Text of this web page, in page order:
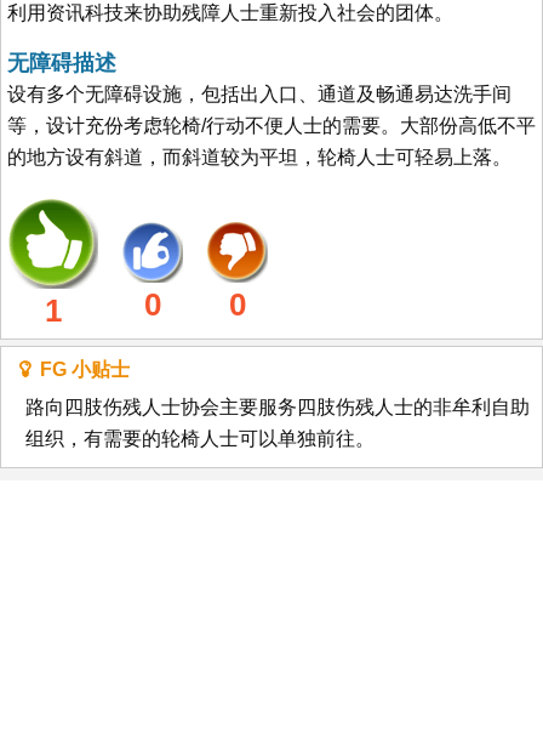
利用资讯科技来协助残障人士重新投入社会的团体。
无障碍描述
设有多个无障碍设施，包括出入口、通道及畅通易达洗手间
等，设计充份考虑轮椅/行动不便人士的需要。大部份高低不平
的地方设有斜道，而斜道较为平坦，轮椅人士可轻易上落。
1 0 0
FG 小贴士
路向四肢伤残人士协会主要服务四肢伤残人士的非牟利自助
组织，有需要的轮椅人士可以单独前往。